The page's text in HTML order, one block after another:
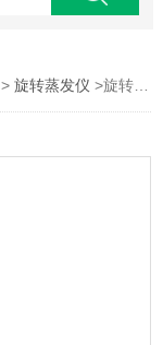
>旋转蒸发仪 >旋转蒸发器